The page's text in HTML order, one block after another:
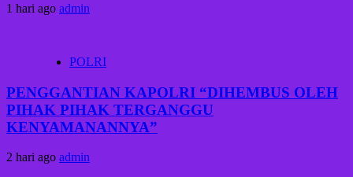
1 hari ago admin
POLRI
PENGGANTIAN KAPOLRI “DIHEMBUS OLEH
PIHAK PIHAK TERGANGGU
KENYAMANANNYA”
2 hari ago admin